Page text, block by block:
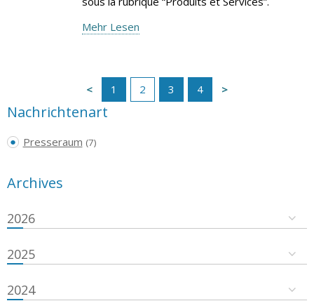
Mehr Lesen
1 2 3 4
Nachrichtenart
Presseraum (7)
Archives
2026
2025
2024